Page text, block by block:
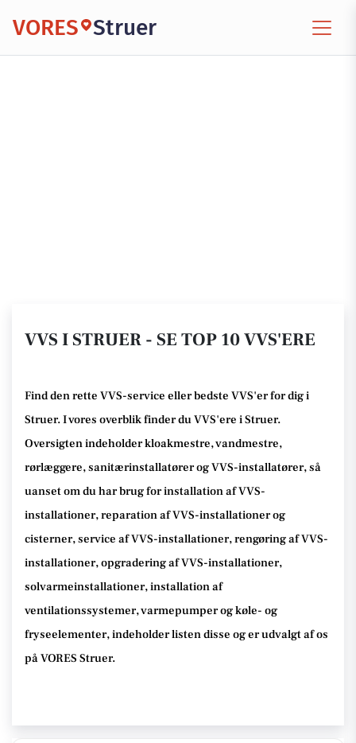
VORES Struer
VVS I STRUER - SE TOP 10 VVS'ERE
Find den rette VVS-service eller bedste VVS'er for dig i
Struer. I vores overblik finder du VVS'ere i Struer.
Oversigten indeholder kloakmestre, vandmestre,
rørlæggere, sanitærinstallatører og VVS-installatører, så
uanset om du har brug for installation af VVS-
installationer, reparation af VVS-installationer og
cisterner, service af VVS-installationer, rengøring af VVS-
installationer, opgradering af VVS-installationer,
solvarmeinstallationer, installation af
ventilationssystemer, varmepumper og køle- og
fryseelementer, indeholder listen disse og er udvalgt af os
på VORES Struer.